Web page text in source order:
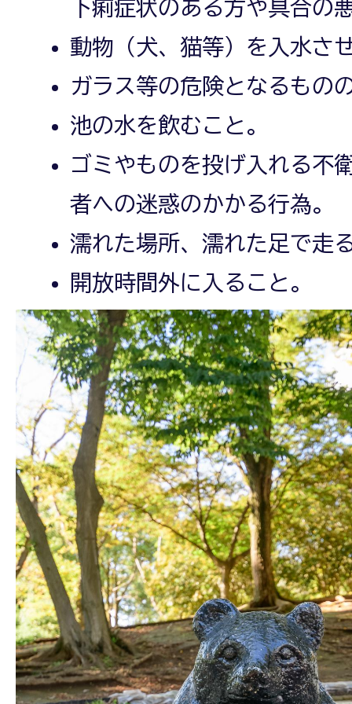
下痢症状のある方や具合の
動物（犬、猫等）を入水さ
ガラス等の危険となるもの
池の水を飲むこと。
ゴミやものを投げ入れる不
者への迷惑のかかる行為。
濡れた場所、濡れた足で走
開放時間外に入ること。